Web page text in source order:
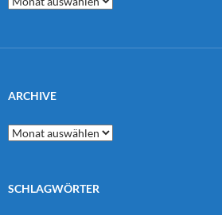
ARCHIVE
Archive
SCHLAGWÖRTER